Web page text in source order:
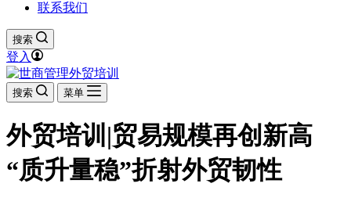
联系我们
搜索
登入
搜索 菜单
外贸培训|贸易规模再创新高
“质升量稳”折射外贸韧性